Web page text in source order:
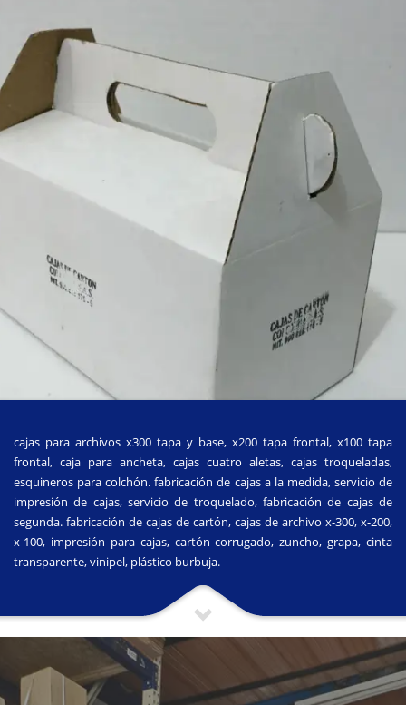
cajas para archivos x300 tapa y base, x200 tapa frontal, x100 tapa
frontal, caja para ancheta, cajas cuatro aletas, cajas troqueladas,
esquineros para colchón. fabricación de cajas a la medida, servicio de
impresión de cajas, servicio de troquelado, fabricación de cajas de
segunda. fabricación de cajas de cartón, cajas de archivo x-300, x-200,
x-100, impresión para cajas, cartón corrugado, zuncho, grapa, cinta
transparente, vinipel, plástico burbuja.